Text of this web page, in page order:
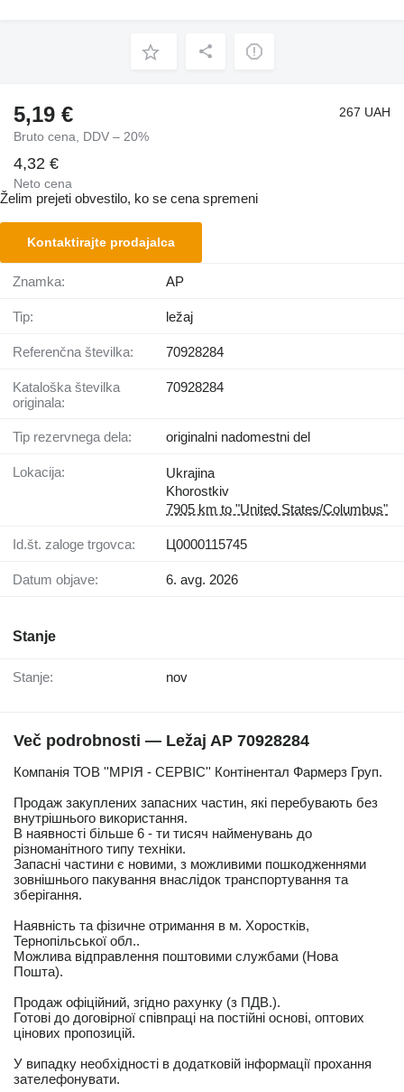
5,19 €
Bruto cena, DDV – 20%
267 UAH
4,32 €
Neto cena
Želim prejeti obvestilo, ko se cena spremeni
Kontaktirajte prodajalca
Znamka: AP
Tip: ležaj
Referenčna številka: 70928284
Kataloška številka
originala:
70928284
Tip rezervnega dela: originalni nadomestni del
Lokacija:
Ukrajina
Khorostkiv
7905 km to "United States/Columbus"
Id.št. zaloge trgovca: Ц0000115745
Datum objave: 6. avg. 2026
Stanje
Stanje: nov
Več podrobnosti — Ležaj AP 70928284
Компанія ТОВ ''МРІЯ - СЕРВІС'' Контінентал Фармерз Груп.
Продаж закуплених запасних частин, які перебувають без
внутрішнього використання.
В наявності більше 6 - ти тисяч найменувань до
різноманітного типу техніки.
Запасні частини є новими, з можливими пошкодженнями
зовнішнього пакування внаслідок транспортування та
зберігання.
Наявність та фізичне отримання в м. Хоростків,
Тернопільської обл..
Можлива відправлення поштовими службами (Нова
Пошта).
Продаж офіційний, згідно рахунку (з ПДВ.).
Готові до договірної співпраці на постійні основі, оптових
цінових пропозицій.
У випадку необхідності в додатковій інформації прохання
зателефонувати.